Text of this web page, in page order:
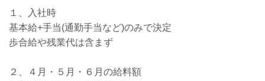
１、入社時
基本給+手当(通勤手当など)のみで決定
歩合給や残業代は含まず
２、４月・５月・６月の給料額